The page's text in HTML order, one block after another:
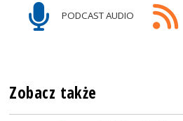
PODCAST AUDIO
Zobacz także